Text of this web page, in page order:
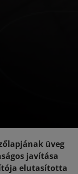
üveg
javítása
elutasította